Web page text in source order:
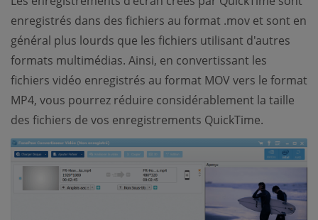
enregistrés dans des fichiers au format .mov et sont en
général plus lourds que les fichiers utilisant d'autres
formats multimédias. Ainsi, en convertissant les
fichiers vidéo enregistrés au format MOV vers le format
MP4, vous pourrez réduire considérablement la taille
des fichiers de vos enregistrements QuickTime.